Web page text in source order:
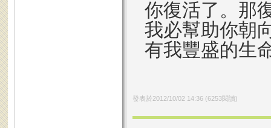
你復活了。那
我必幫助你朝
有我豐盛的生
發表於2012/10/02 14:36(6253閱讀)